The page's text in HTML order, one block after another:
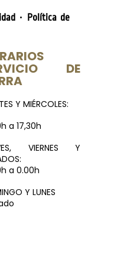
·
Política de
DE
Y MIÉRCOLES:
a 17,30h
VIERNES Y
a 0.00h
Y LUNES